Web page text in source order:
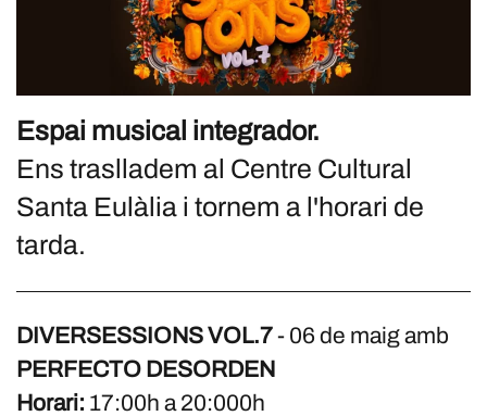
Espai musical integrador.
Ens traslladem al Centre Cultural
Santa Eulàlia i tornem a l'horari de
tarda.
DIVERSESSIONS VOL.7- 06 de maig amb
PERFECTO DESORDEN
Horari: 17:00h a 20:000h